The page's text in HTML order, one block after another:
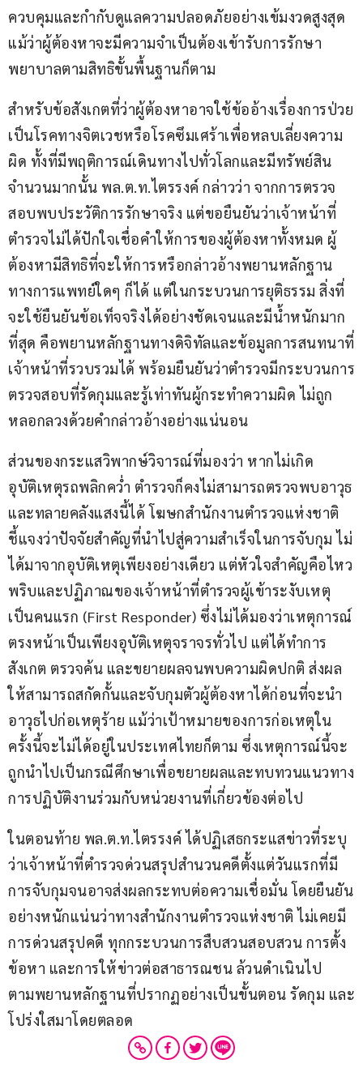
ควบคุมและกำกับดูแลความปลอดภัยอย่างเข้มงวดสูงสุด
แม้ว่าผู้ต้องหาจะมีความจำเป็นต้องเข้ารับการรักษา
พยาบาลตามสิทธิขั้นพื้นฐานก็ตาม
สำหรับข้อสังเกตที่ว่าผู้ต้องหาอาจใช้ข้ออ้างเรื่องการป่วย
เป็นโรคทางจิตเวชหรือโรคซึมเศร้าเพื่อหลบเลี่ยงความ
ผิด ทั้งที่มีพฤติการณ์เดินทางไปทั่วโลกและมีทรัพย์สิน
จำนวนมากนั้น พล.ต.ท.ไตรรงค์ กล่าวว่า จากการตรวจ
สอบพบประวัติการรักษาจริง แต่ขอยืนยันว่าเจ้าหน้าที่
ตำรวจไม่ได้ปักใจเชื่อคำให้การของผู้ต้องหาทั้งหมด ผู้
ต้องหามีสิทธิที่จะให้การหรือกล่าวอ้างพยานหลักฐาน
ทางการแพทย์ใดๆ ก็ได้ แต่ในกระบวนการยุติธรรม สิ่งที่
จะใช้ยืนยันข้อเท็จจริงได้อย่างชัดเจนและมีน้ำหนักมาก
ที่สุด คือพยานหลักฐานทางดิจิทัลและข้อมูลการสนทนาที่
เจ้าหน้าที่รวบรวมได้ พร้อมยืนยันว่าตำรวจมีกระบวนการ
ตรวจสอบที่รัดกุมและรู้เท่าทันผู้กระทำความผิด ไม่ถูก
หลอกลวงด้วยคำกล่าวอ้างอย่างแน่นอน
ส่วนของกระแสวิพากษ์วิจารณ์ที่มองว่า หากไม่เกิด
อุบัติเหตุรถพลิกคว่ำ ตำรวจก็คงไม่สามารถตรวจพบอาวุธ
และทลายคลังแสงนี้ได้ โฆษกสำนักงานตำรวจแห่งชาติ
ชี้แจงว่าปัจจัยสำคัญที่นำไปสู่ความสำเร็จในการจับกุม ไม่
ได้มาจากอุบัติเหตุเพียงอย่างเดียว แต่หัวใจสำคัญคือไหว
พริบและปฏิภาณของเจ้าหน้าที่ตำรวจผู้เข้าระงับเหตุ
เป็นคนแรก (First Responder) ซึ่งไม่ได้มองว่าเหตุการณ์
ตรงหน้าเป็นเพียงอุบัติเหตุจราจรทั่วไป แต่ได้ทำการ
สังเกต ตรวจค้น และขยายผลจนพบความผิดปกติ ส่งผล
ให้สามารถสกัดกั้นและจับกุมตัวผู้ต้องหาได้ก่อนที่จะนำ
อาวุธไปก่อเหตุร้าย แม้ว่าเป้าหมายของการก่อเหตุใน
ครั้งนี้จะไม่ได้อยู่ในประเทศไทยก็ตาม ซึ่งเหตุการณ์นี้จะ
ถูกนำไปเป็นกรณีศึกษาเพื่อขยายผลและทบทวนแนวทาง
การปฏิบัติงานร่วมกับหน่วยงานที่เกี่ยวข้องต่อไป
ในตอนท้าย พล.ต.ท.ไตรรงค์ ได้ปฏิเสธกระแสข่าวที่ระบุ
ว่าเจ้าหน้าที่ตำรวจด่วนสรุปสำนวนคดีตั้งแต่วันแรกที่มี
การจับกุมจนอาจส่งผลกระทบต่อความเชื่อมั่น โดยยืนยัน
อย่างหนักแน่นว่าทางสำนักงานตำรวจแห่งชาติ ไม่เคยมี
การด่วนสรุปคดี ทุกกระบวนการสืบสวนสอบสวน การตั้ง
ข้อหา และการให้ข่าวต่อสาธารณชน ล้วนดำเนินไป
ตามพยานหลักฐานที่ปรากฏอย่างเป็นขั้นตอน รัดกุม และ
โปร่งใสมาโดยตลอด